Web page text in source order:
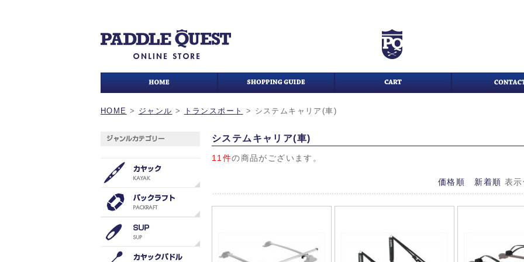
HOME > ジャンル > トランスポート > システムキャリア(車)
システムキャリア(車)
11件の商品がございます。
価格順 新着順 表